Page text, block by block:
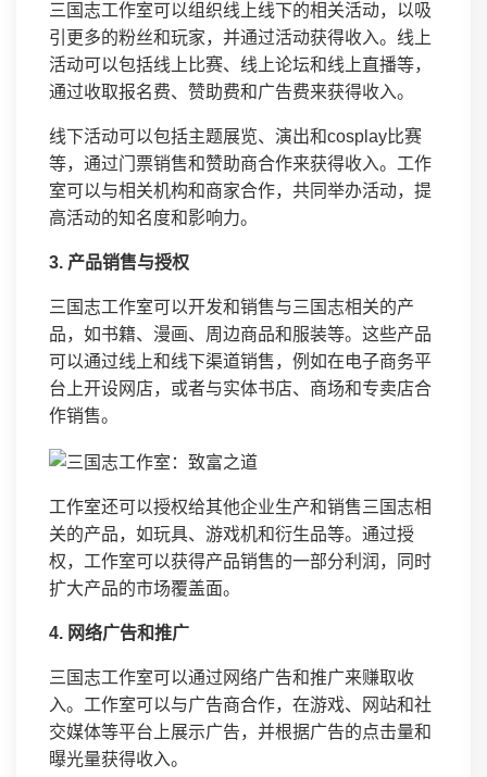
三国志工作室可以组织线上线下的相关活动，以吸
引更多的粉丝和玩家，并通过活动获得收入。线上
活动可以包括线上比赛、线上论坛和线上直播等，
通过收取报名费、赞助费和广告费来获得收入。
线下活动可以包括主题展览、演出和cosplay比赛
等，通过门票销售和赞助商合作来获得收入。工作
室可以与相关机构和商家合作，共同举办活动，提
高活动的知名度和影响力。
3. 产品销售与授权
三国志工作室可以开发和销售与三国志相关的产
品，如书籍、漫画、周边商品和服装等。这些产品
可以通过线上和线下渠道销售，例如在电子商务平
台上开设网店，或者与实体书店、商场和专卖店合
作销售。
工作室还可以授权给其他企业生产和销售三国志相
关的产品，如玩具、游戏机和衍生品等。通过授
权，工作室可以获得产品销售的一部分利润，同时
扩大产品的市场覆盖面。
4. 网络广告和推广
三国志工作室可以通过网络广告和推广来赚取收
入。工作室可以与广告商合作，在游戏、网站和社
交媒体等平台上展示广告，并根据广告的点击量和
曝光量获得收入。